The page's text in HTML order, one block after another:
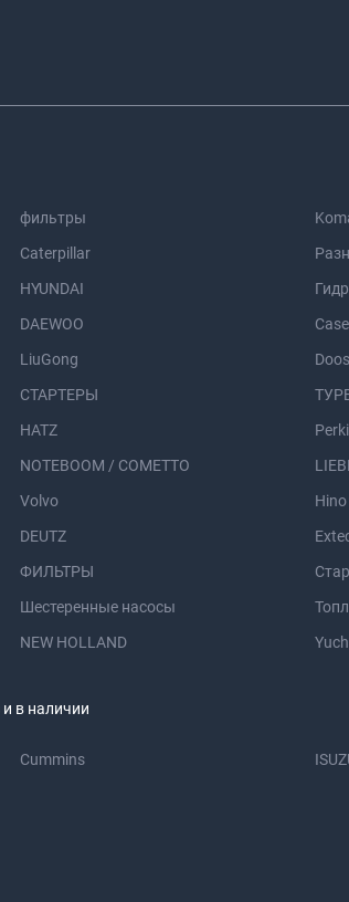
фильтры
Caterpillar
HYUNDAI
DAEWOO Case
LiuGong
СТАРТЕРЫ
HATZ
NOTEBOOM / COMETTO
Volvo Hino
DEUTZ
ФИЛЬТРЫ
Шестеренные насосы
NEW HOLLAND
и в наличии
Cummins